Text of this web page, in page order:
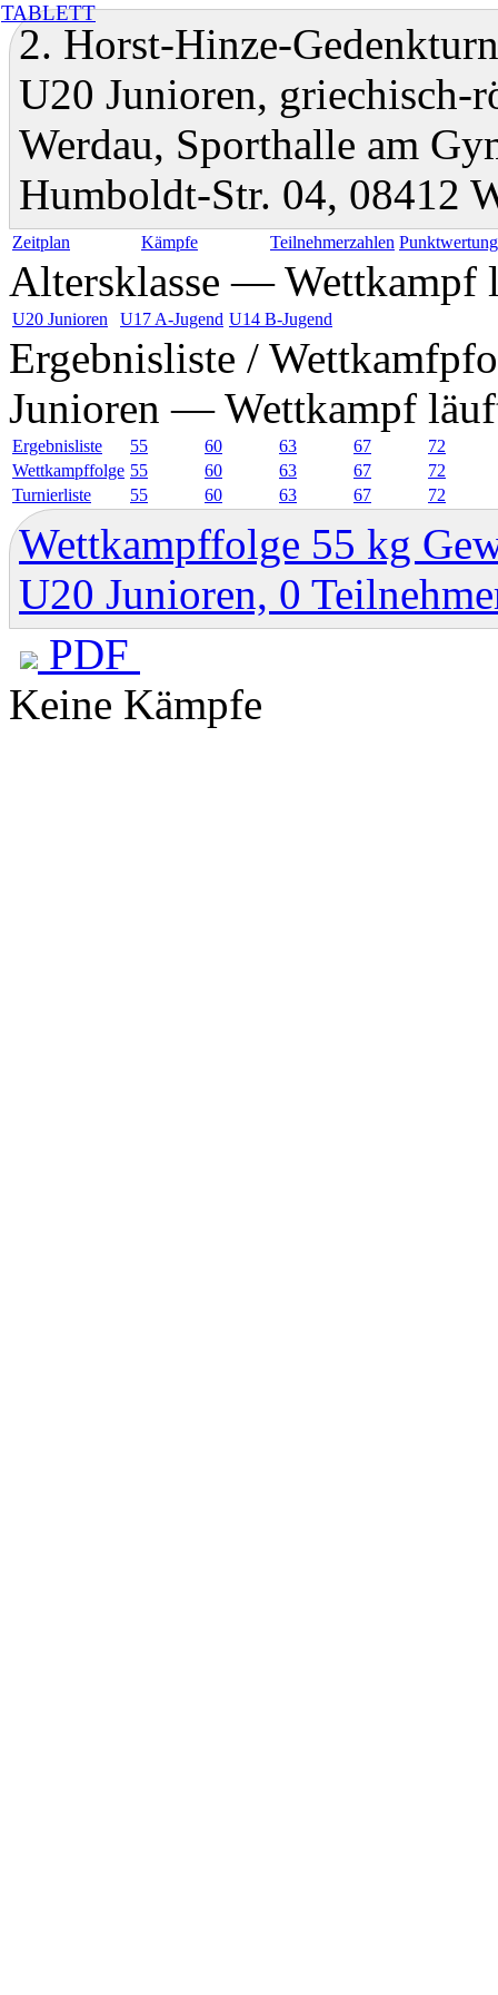
TABLETT
2. Horst-Hinze-
U20 Junioren, griechisch-
Werdau, Sporthalle am
Humboldt-Str. 04, 08412
Zeitplan Kämpfe Teilnehmerzahlen
Altersklasse — Wettkampf
U20 Junioren U17 A-Jugend U14 B-Jugend
Ergebnisliste /
Junioren — Wettkampf
Ergebnisliste 55 60 63 67
72
Wettkampffolge 55 60 63 67
72
Turnierliste
55 60 63 67 72
Wettkampffolge 55 kg
U20 Junioren, 0
PDF
Keine Kämpfe